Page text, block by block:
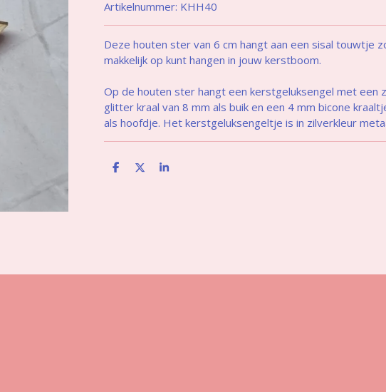
Artikelnummer: KHH40
Deze houten ster van 6 cm hangt aan een sisal touwtje
makkelijk op kunt hangen in jouw kerstboom.
Op de houten ster hangt een kerstgeluksengel met een
glitter kraal van 8 mm als buik en een 4 mm bicone
als hoofdje. Het kerstgeluksengeltje is in zilverkleur
D
D
S